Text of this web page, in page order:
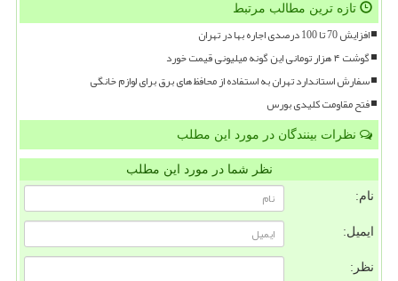
تازه ترین مطالب مرتبط
افزایش 70 تا 100 درصدی اجاره بها در تهران
گوشت ۴ هزار تومانی این گونه میلیونی قیمت خورد
سفارش استاندارد تهران به استفاده از محافظ های برق برای لوازم خانگی
فتح مقاومت کلیدی بورس
نظرات بینندگان در مورد این مطلب
نظر شما در مورد این مطلب
نام:
ایمیل:
نظر: